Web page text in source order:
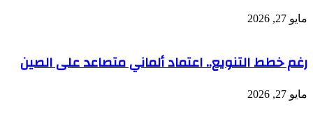
مايو 27, 2026
رغم خطط التنويع.. اعتماد ألماني متصاعد على الصين
مايو 27, 2026